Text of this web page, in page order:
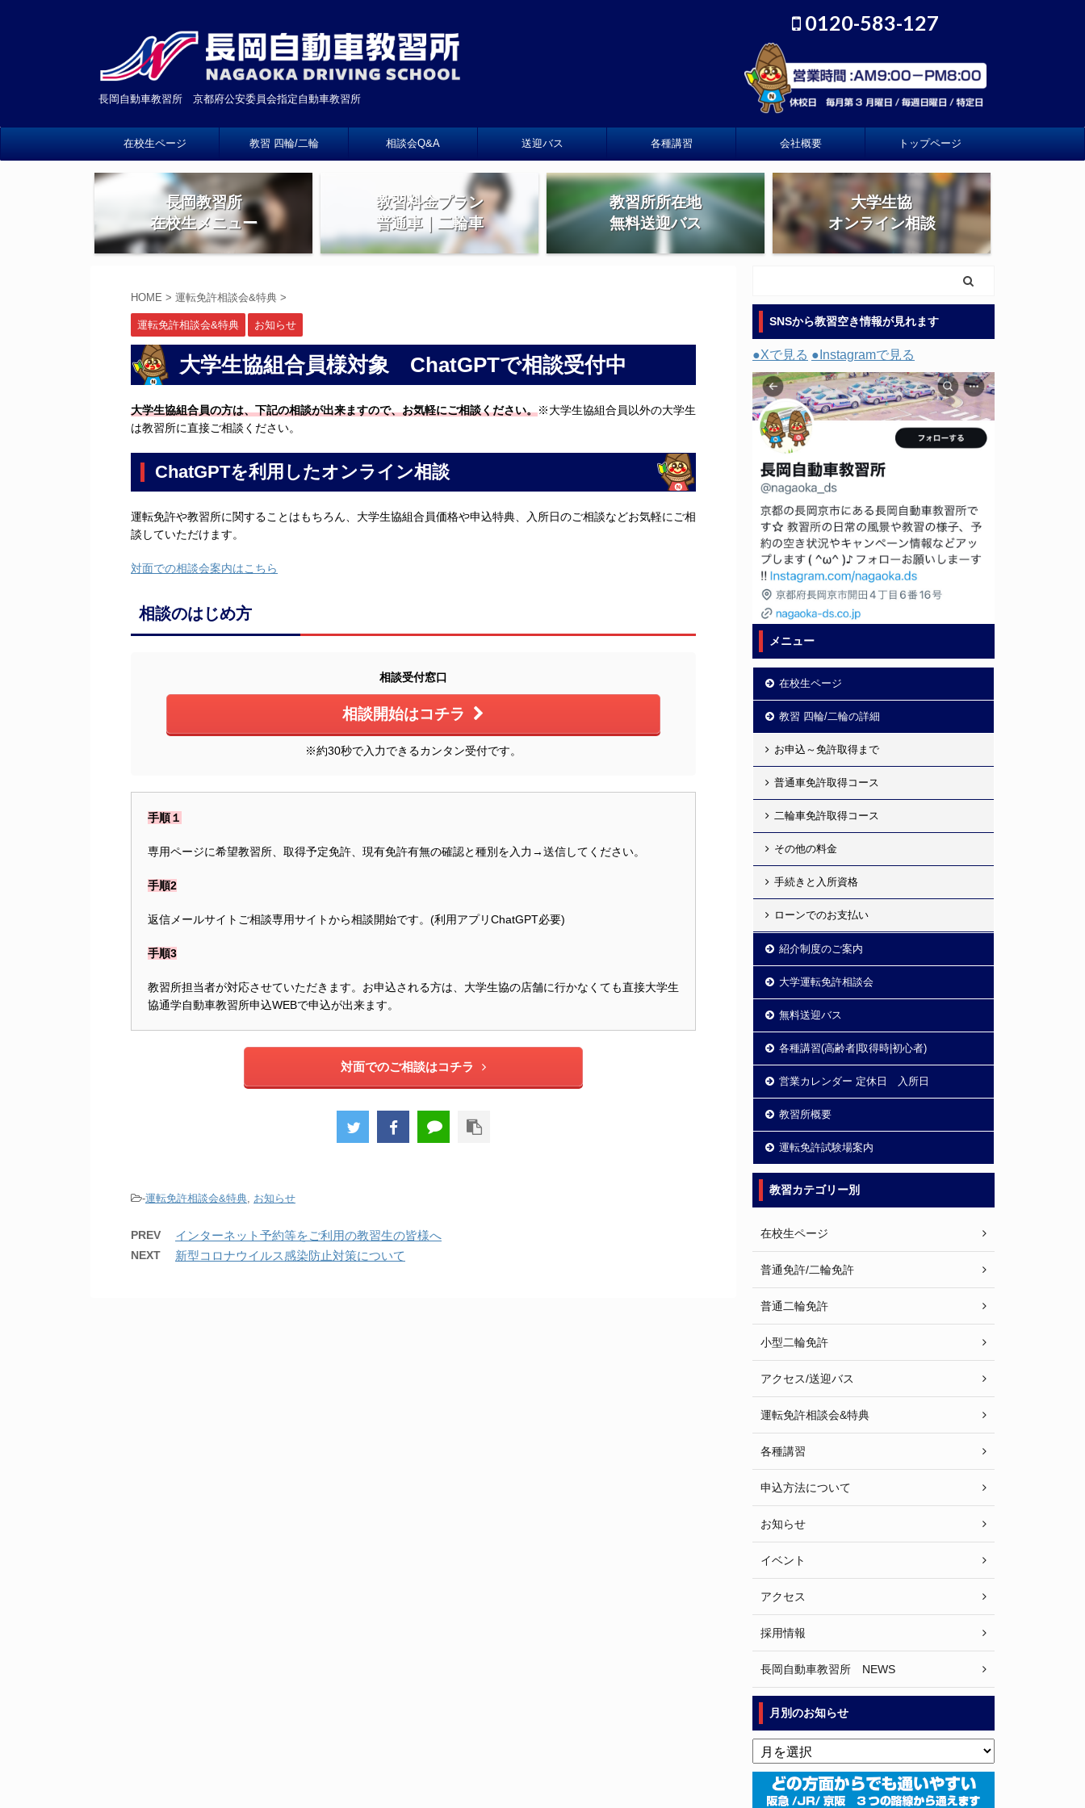
長岡自動車教習所 京都府公安委員会指定自動車教習所
0120-583-127
在校生ページ 教習 四輪/二輪 相談会Q&A 送迎バス 各種講習 会社概要 トップページ
長岡教習所
在校生メニュー
教習料金プラン
普通車｜二輪車
教習所所在地
無料送迎バス
大学生協
オンライン相談
HOME > 運転免許相談会&特典 >
運転免許相談会&特典 お知らせ
大学生協組合員様対象 ChatGPTで相談受付中
大学生協組合員の方は、下記の相談が出来ますので、お気軽にご相談ください。※大学生協組合員以外の大学生
は教習所に直接ご相談ください。
ChatGPTを利用したオンライン相談
運転免許や教習所に関することはもちろん、大学生協組合員価格や申込特典、入所日のご相談などお気軽にご相
談していただけます。
対面での相談会案内はこちら
相談のはじめ方
相談受付窓口
相談開始はコチラ
※約30秒で入力できるカンタン受付です。
手順１
専用ページに希望教習所、取得予定免許、現有免許有無の確認と種別を入力→送信してください。
手順2
返信メールサイトご相談専用サイトから相談開始です。(利用アプリChatGPT必要)
手順3
教習所担当者が対応させていただきます。お申込される方は、大学生協の店舗に行かなくても直接大学生
協通学自動車教習所申込WEBで申込が出来ます。
対面でのご相談はコチラ
-運転免許相談会&特典, お知らせ
PREV インターネット予約等をご利用の教習生の皆様へ
NEXT 新型コロナウイルス感染防止対策について
SNSから教習空き情報が見れます
●Xで見る ●Instagramで見る
メニュー
在校生ページ
教習 四輪/二輪の詳細
お申込～免許取得まで
普通車免許取得コース
二輪車免許取得コース
その他の料金
手続きと入所資格
ローンでのお支払い
紹介制度のご案内
大学運転免許相談会
無料送迎バス
各種講習(高齢者|取得時|初心者)
営業カレンダー 定休日 入所日
教習所概要
運転免許試験場案内
教習カテゴリー別
在校生ページ
普通免許/二輪免許
普通二輪免許
小型二輪免許
アクセス/送迎バス
運転免許相談会&特典
各種講習
申込方法について
お知らせ
イベント
アクセス
採用情報
長岡自動車教習所 NEWS
月別のお知らせ